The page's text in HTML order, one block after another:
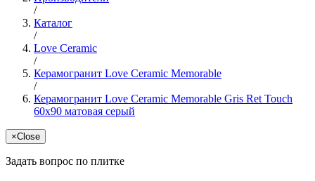
/
Каталог
/
Love Ceramic
/
Керамогранит Love Ceramic Memorable
/
Керамогранит Love Ceramic Memorable Gris Ret Touch
60x90 матовая серый
×Close
Задать вопрос по плитке